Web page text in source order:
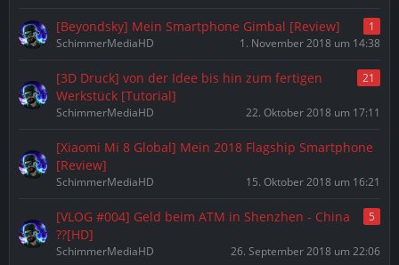
[Beyondsky] Mein Smartphone Gimbal [Review]
1
SchimmerMediaHD
1. November 2018 um 14:38
[3D Druck] von der Idee bis hin zum fertigen
Werkstück [Tutorial]
21
SchimmerMediaHD 22. Oktober 2018 um 17:11
[Xiaomi Mi 8 Global] Mein 2018 Flagship Smartphone
[Review]
SchimmerMediaHD 15. Oktober 2018 um 16:21
[VLOG #004] Geld beim ATM in Shenzhen - China
??[HD]
5
SchimmerMediaHD 26. September 2018 um 22:06